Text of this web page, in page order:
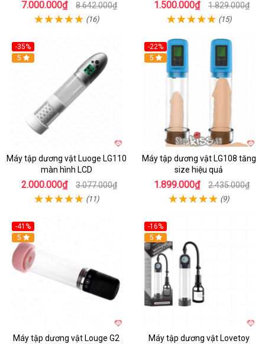
7.000.000₫ 8.642.000₫
(16)
1.500.000₫ 1.829.000₫
(15)
-35%
Hot
5
Máy tập dương vật Luoge LG110
màn hình LCD
2.000.000₫ 3.077.000₫
(11)
-22%
Hot
5
Máy tập dương vật LG108 tăng
size hiệu quả
1.899.000₫ 2.435.000₫
(9)
-41%
Hot
5
Máy tập dương vật Louge G2
-16%
Hot
5
Máy tập dương vật Lovetoy